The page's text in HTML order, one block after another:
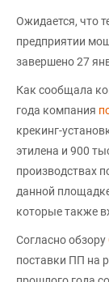
Ожидается, что
предприятии
завершено 27
Как сообщала
года компания
крекинг-
этилена и 900
производствах
данной
которые также
Согласно обзору
поставки ПП на